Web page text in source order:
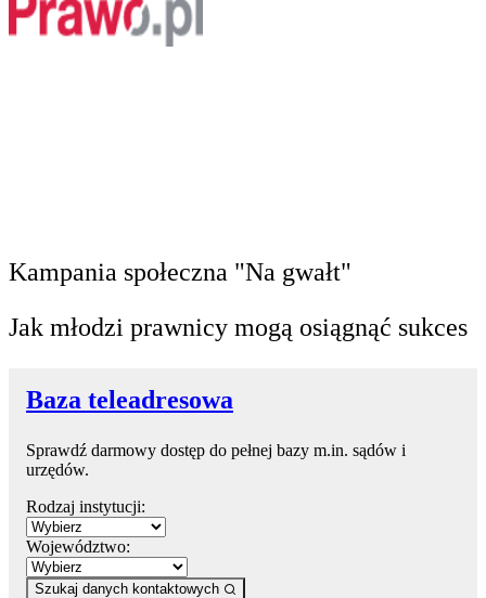
Kampania społeczna "Na gwałt"
Jak młodzi prawnicy mogą osiągnąć sukces
Baza teleadresowa
Sprawdź darmowy dostęp do pełnej bazy m.in. sądów i
urzędów.
Rodzaj instytucji:
Województwo:
Szukaj danych kontaktowych